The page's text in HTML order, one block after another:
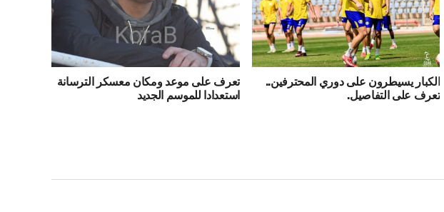
الكبار يسيطرون على دوري المحترفين..
تعرف على التفاصيل.
تعرف على موعد ومكان معسكر الترسانة
استعدادا للموسم الجديد